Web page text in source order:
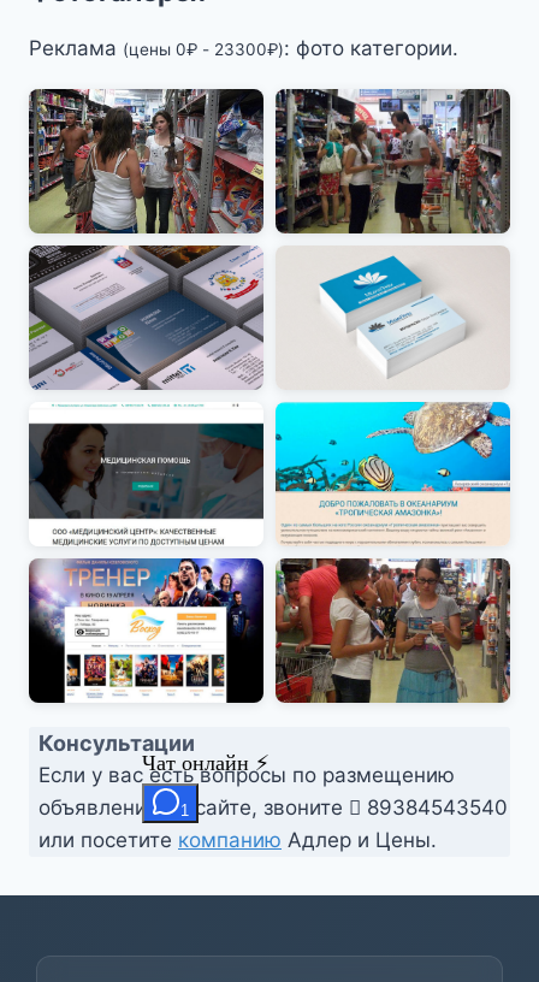
Реклама (цены 0₽ - 23300₽): фото категории.
Консультации
Если у вас есть вопросы по размещению
объявления на сайте, звоните
89384543540
или посетите компанию Адлер и Цены.